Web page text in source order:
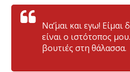
Να΄’μαι και εγω!
είναι ο ιστότοπος
βουτιές στη θάλασσα.